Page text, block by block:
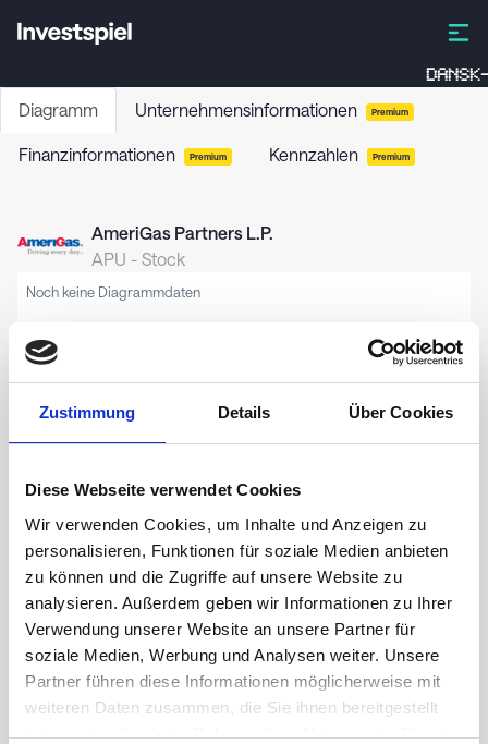
Zustimmung Details Über Cookies
Diese Webseite verwendet Cookies
Wir verwenden Cookies, um Inhalte und Anzeigen zu
personalisieren, Funktionen für soziale Medien anbieten
zu können und die Zugriffe auf unsere Website zu
analysieren. Außerdem geben wir Informationen zu Ihrer
Verwendung unserer Website an unsere Partner für
soziale Medien, Werbung und Analysen weiter. Unsere
Partner führen diese Informationen möglicherweise mit
weiteren Daten zusammen, die Sie ihnen bereitgestellt
haben oder die sie im Rahmen Ihrer Nutzung der Dienste
DANSK-
Diagramm Unternehmensinformationen Premium
Finanzinformationen Premium Kennzahlen Premium
AmeriGas Partners L.P.
APU - Stock
Noch keine Diagrammdaten
24 Std. 7T 1M 3M 1J 5J